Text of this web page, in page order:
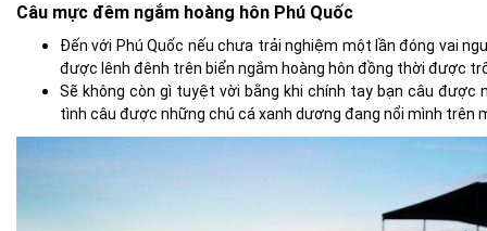
Câu mực đêm ngắm hoàng hôn Phú Quốc
Đến với Phú Quốc nếu chưa trải nghiệm một lần đóng vai
được lênh đênh trên biển ngắm hoàng hôn đồng thời được
Sẽ không còn gì tuyệt vời bằng khi chính tay bạn câu
tình câu được những chú cá xanh dương đang nổi mình trên